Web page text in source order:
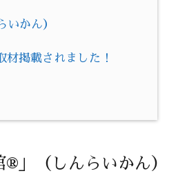
かん）
掲載されました！
」（しんらいかん）